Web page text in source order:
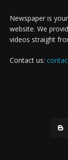
Newspaper is
website. We
videos straight
Contact us: